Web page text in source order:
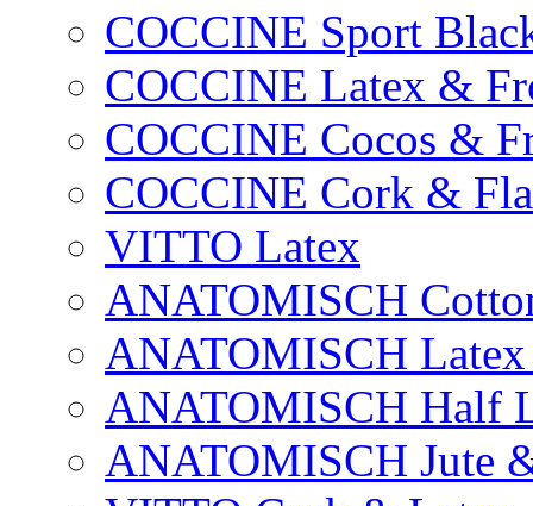
COCCINE Sport
COCCINE Latex &
COCCINE Cocos &
COCCINE Cork &
VITTO Latex
ANATOMISCH
ANATOMISCH
ANATOMISCH Half
ANATOMISCH Jute